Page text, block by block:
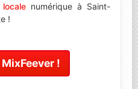
numérique à Saint-
!
!